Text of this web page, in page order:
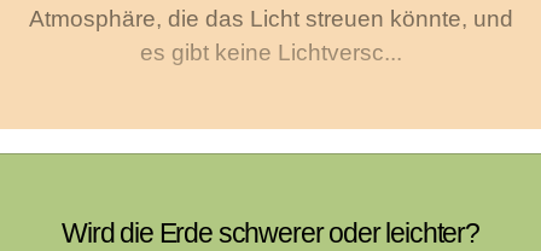
Atmosphäre, die das Licht streuen könnte, und
es gibt keine Lichtversc...
Wird die Erde schwerer oder leichter?